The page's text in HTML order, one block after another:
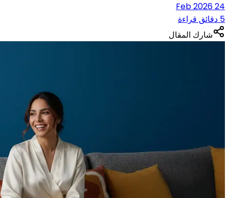
24 Feb 2026
5 دقائق قراءة
شارك المقال